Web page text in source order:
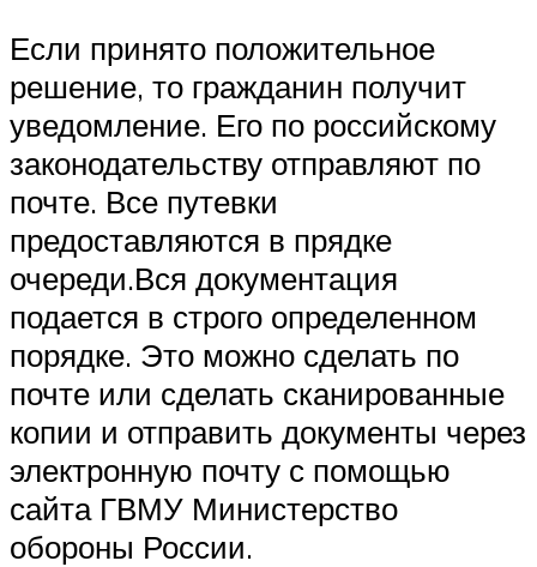
Если принято положительное
решение, то гражданин получит
уведомление. Его по российскому
законодательству отправляют по
почте. Все путевки
предоставляются в прядке
очереди.Вся документация
подается в строго определенном
порядке. Это можно сделать по
почте или сделать сканированные
копии и отправить документы через
электронную почту с помощью
сайта ГВМУ Министерство
обороны России.